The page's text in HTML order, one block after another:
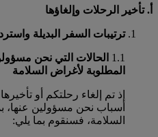
أ. تأخير الرحلات وإلغاؤها
ترتيبات السفر البديلة
1.1 الحالات التي نحن
المطلوبة لأغراض السلامة
أسباب نحن مسؤولين عنها،
السلامة، فسنقوم بما يلي: